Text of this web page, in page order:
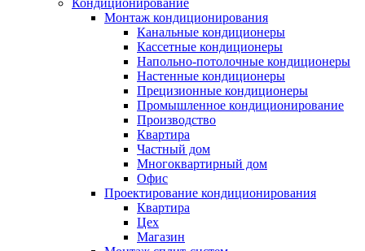
Кондиционирование
Монтаж кондиционирования
Канальные кондиционеры
Кассетные кондиционеры
Напольно-потолочные кондиционеры
Настенные кондиционеры
Прецизионные кондиционеры
Промышленное кондиционирование
Производство
Квартира
Частный дом
Многоквартирный дом
Офис
Проектирование кондиционирования
Квартира
Цех
Магазин